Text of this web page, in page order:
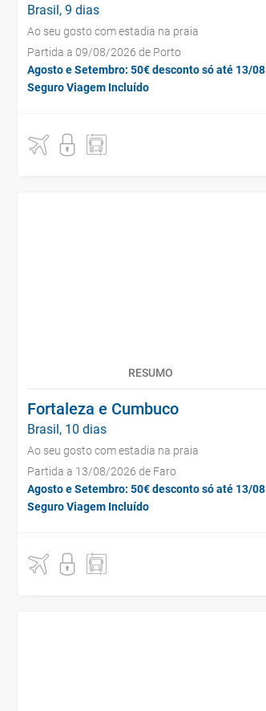
Brasil, 9 dias
Ao seu gosto com estadia na praia
Partida a 09/08/2026 de Porto
Agosto e Setembro: 50€ desconto só até 13/08
Seguro Viagem Incluído
RESUMO
Fortaleza e Cumbuco
Brasil, 10 dias
Ao seu gosto com estadia na praia
Partida a 13/08/2026 de Faro
Agosto e Setembro: 50€ desconto só até 13/08
Seguro Viagem Incluído